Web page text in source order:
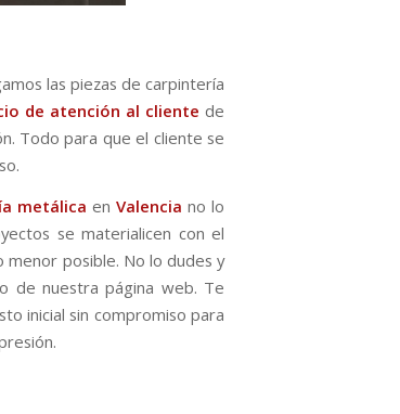
las piezas de carpintería
de atención al cliente de
Todo para que el cliente se
metálica en Valencia no lo
se materialicen con el
posible. No lo dudes y
de nuestra página web. Te
inicial sin compromiso para